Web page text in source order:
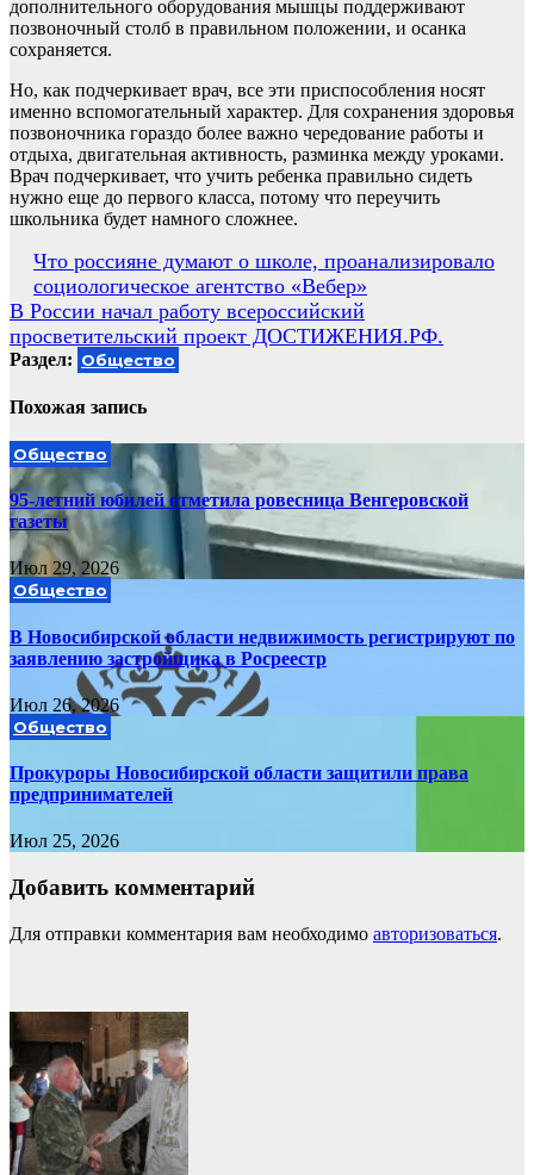
дополнительного оборудования мышцы поддерживают
позвоночный столб в правильном положении, и осанка
сохраняется.
Но, как подчеркивает врач, все эти приспособления носят
именно вспомогательный характер. Для сохранения здоровья
позвоночника гораздо более важно чередование работы и
отдыха, двигательная активность, разминка между уроками.
Врач подчеркивает, что учить ребенка правильно сидеть
нужно еще до первого класса, потому что переучить
школьника будет намного сложнее.
Навигация
по
записям
Что россияне думают о школе, проанализировало
социологическое агентство «Вебер»
В России начал работу всероссийский
просветительский проект ДОСТИЖЕНИЯ.РФ.
Раздел: Общество
Похожая запись
Общество
95-летний юбилей отметила ровесница Венгеровской
газеты
Июл 29, 2026
Общество
В Новосибирской области недвижимость регистрируют по
заявлению застройщика в Росреестр
Июл 26, 2026
Общество
Прокуроры Новосибирской области защитили права
предпринимателей
Июл 25, 2026
Добавить комментарий
Для отправки комментария вам необходимо авторизоваться.